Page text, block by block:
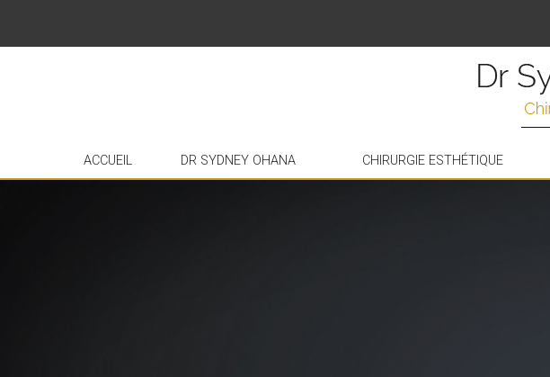
ACCUEIL DR SYDNEY OHANA CHIRURGIE ESTHÉTIQUE